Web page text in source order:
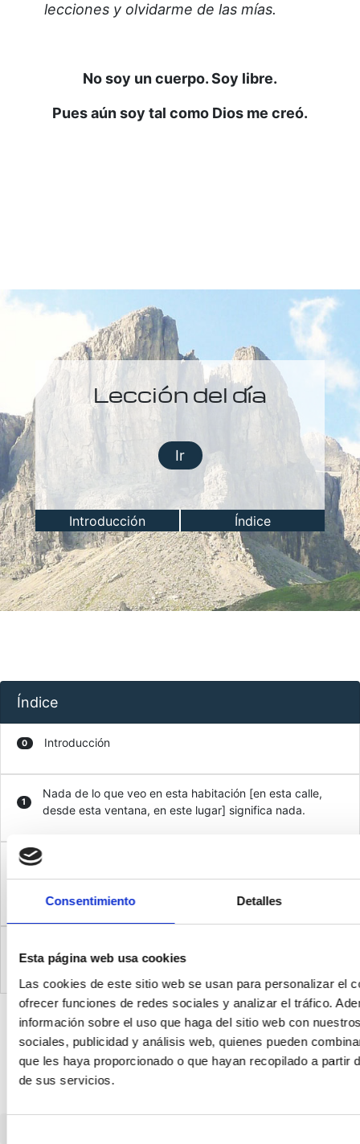
Consentimiento Detalles
Esta página web usa cookies
Las cookies de este sitio web se usan para personalizar el
ofrecer funciones de redes sociales y analizar el tráfico.
información sobre el uso que haga del sitio web con
sociales, publicidad y análisis web, quienes pueden
que les haya proporcionado o que hayan recopilado a partir
de sus servicios.
lecciones y olvidarme de las mías.
No soy un cuerpo. Soy libre.
Pues aún soy tal como Dios me creó.
Lección del día
Ir
Introducción Índice
Índice
0 Introducción
1
Nada de lo que veo en esta habitación [en esta calle,
desde esta ventana, en este lugar] significa nada.
2
esta calle, desde esta ventana, en este lugar] todo el
significado que tiene para mí.
3
esta calle, desde esta ventana, en este lugar].
Leer más / Ocultar